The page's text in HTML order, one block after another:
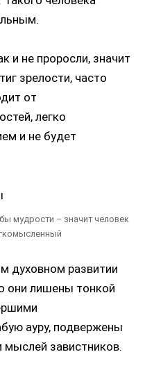
и не проросли, значит
зрелости, часто
от
легко
и не будет
мудрости – значит человек
духовном развитии
они лишены тонкой
ауру, подвержены
завистников.